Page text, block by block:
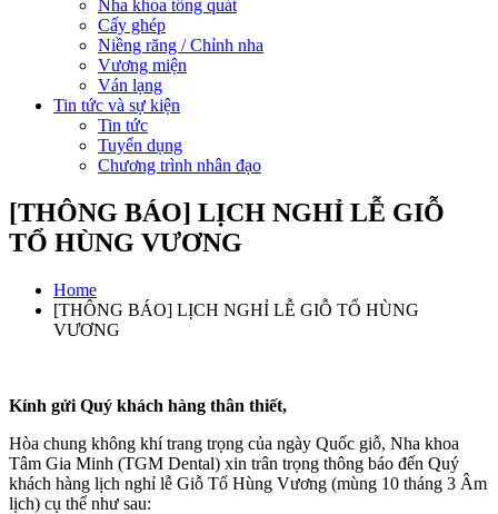
Nha khoa tổng quát
Cấy ghép
Niềng răng / Chỉnh nha
Vương miện
Ván lạng
Tin tức và sự kiện
Tin tức
Tuyển dụng
Chương trình nhân đạo
[THÔNG BÁO] LỊCH NGHỈ LỄ GIỖ
TỔ HÙNG VƯƠNG
Home
[THÔNG BÁO] LỊCH NGHỈ LỄ GIỖ TỔ HÙNG
VƯƠNG
Kính gửi Quý khách hàng thân thiết,
Hòa chung không khí trang trọng của ngày Quốc giỗ, Nha khoa
Tâm Gia Minh (TGM Dental) xin trân trọng thông báo đến Quý
khách hàng lịch nghỉ lễ Giỗ Tổ Hùng Vương (mùng 10 tháng 3 Âm
lịch) cụ thể như sau: